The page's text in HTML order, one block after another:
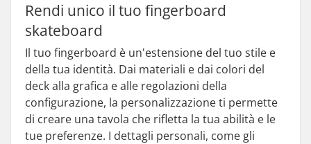
Rendi unico il tuo fingerboard
skateboard
Il tuo fingerboard è un'estensione del tuo stile e
della tua identità. Dai materiali e dai colori del
deck alla grafica e alle regolazioni della
configurazione, la personalizzazione ti permette
di creare una tavola che rifletta la tua abilità e le
tue preferenze. I dettagli personali, come gli